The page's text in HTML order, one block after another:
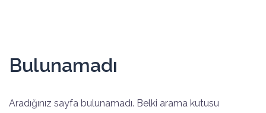
Bulunamadı
Aradığınız sayfa bulunamadı. Belki arama kutusu